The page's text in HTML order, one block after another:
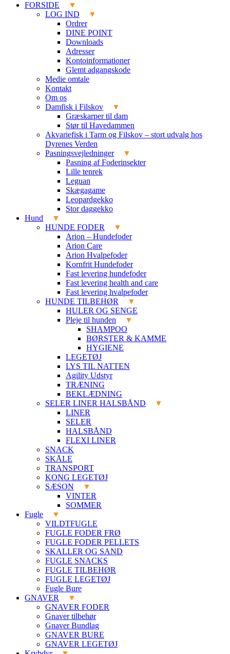
FORSIDE
LOG IND
Ordrer
DINE POINT
Downloads
Adresser
Kontoinformationer
Glemt adgangskode
Medie omtale
Kontakt
Om os
Damfisk i Filskov
Græskarper til dam
Stør til Havedammen
Akvariefisk i Tarm og Filskov – stort udvalg hos
Dyrenes Verden
Pasningsvejledninger
Pasning af Foderinsekter
Lille tenrek
Leguan
Skægagame
Leopardgekko
Stor daggekko
Hund
HUNDE FODER
Arion – Hundefoder
Arion Care
Arion Hvalpefoder
Kornfrit Hundefoder
Fast levering hundefoder
Fast levering health and care
Fast levering hvalpefoder
HUNDE TILBEHØR
HULER OG SENGE
Pleje til hunden
SHAMPOO
BØRSTER & KAMME
HYGIENE
LEGETØJ
LYS TIL NATTEN
Agility Udstyr
TRÆNING
BEKLÆDNING
SELER LINER HALSBÅND
LINER
SELER
HALSBÅND
FLEXI LINER
SNACK
SKÅLE
TRANSPORT
KONG LEGETØJ
SÆSON
VINTER
SOMMER
Fugle
VILDTFUGLE
FUGLE FODER FRØ
FUGLE FODER PELLETS
SKALLER OG SAND
FUGLE SNACKS
FUGLE TILBEHØR
FUGLE LEGETØJ
Fugle Bure
GNAVER
GNAVER FODER
Gnaver tilbehør
Gnaver Bundlag
GNAVER BURE
GNAVER LEGETØJ